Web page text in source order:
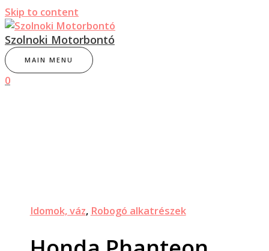
Skip to content
Szolnoki Motorbontó
MAIN MENU
0
Idomok, váz, Robogó alkatrészek